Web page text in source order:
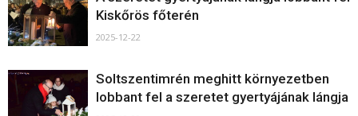
Kiskőrös főterén
2025-12-22
Soltszentimrén meghitt környezetben
lobbant fel a szeretet gyertyájának lángja